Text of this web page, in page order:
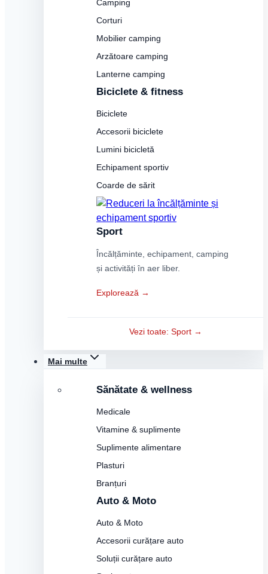
Camping
Corturi
Mobilier camping
Arzătoare camping
Lanterne camping
Biciclete & fitness
Biciclete
Accesorii biciclete
Lumini bicicletă
Echipament sportiv
Coarde de sărit
Sport
Încălțăminte, echipament, camping
și activități în aer liber.
Explorează →
Vezi toate: Sport →
Mai multe
Sănătate & wellness
Medicale
Vitamine & suplimente
Suplimente alimentare
Plasturi
Branțuri
Auto & Moto
Auto & Moto
Accesorii curățare auto
Soluții curățare auto